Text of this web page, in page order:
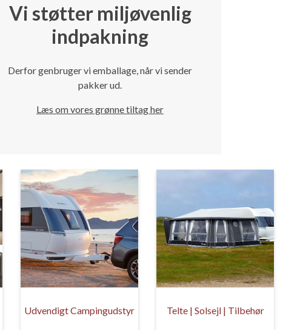
Vi støtter miljøvenlig
indpakning
Derfor genbruger vi emballage, når vi sender
pakker ud.
Læs om vores grønne tiltag her
Udvendigt Campingudstyr Telte | Solsejl | Tilbehør